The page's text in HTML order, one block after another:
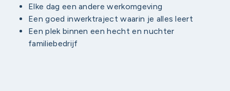
Elke dag een andere werkomgeving
Een goed inwerktraject waarin je alles leert
Een plek binnen een hecht en nuchter
familiebedrijf